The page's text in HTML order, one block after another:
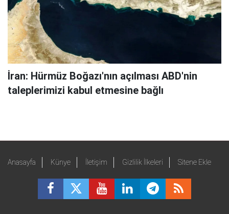
İran: Hürmüz Boğazı'nın açılması ABD'nin
taleplerimizi kabul etmesine bağlı
Anasayfa Künye İletişim Gizlilik İlkeleri Sitene Ekle